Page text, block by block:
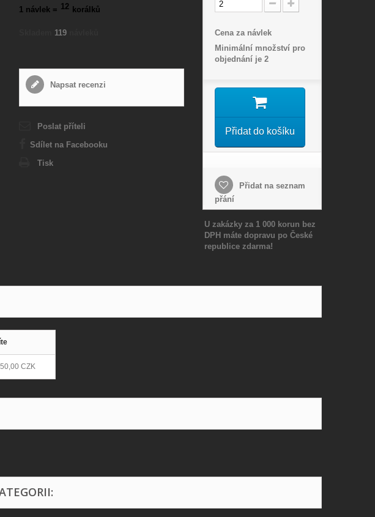
1 návlek = 12 korálků
119
Napsat recenzi
Poslat příteli
Sdílet na Facebooku
Tisk
Cena za návlek
Minimální množství pro
objednání je 2
Přidat do košíku
Přidat na seznam
přání
U zakázky za 1 000 korun bez
DPH máte dopravu po České
republice zdarma!
50,00 CZK